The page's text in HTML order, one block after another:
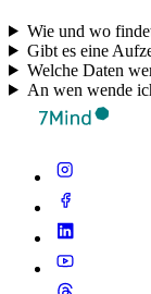
Wie und wo
Gibt es eine
Welche Daten
An wen wende